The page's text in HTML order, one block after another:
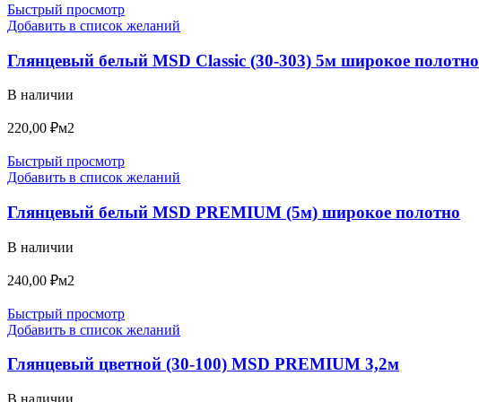
Быстрый просмотр
Добавить в список желаний
Глянцевый белый MSD Classic (30-303) 5м широкое полотно
В наличии
220,00 ₽м2
Быстрый просмотр
Добавить в список желаний
Глянцевый белый MSD PREMIUM (5м) широкое полотно
В наличии
240,00 ₽м2
Быстрый просмотр
Добавить в список желаний
Глянцевый цветной (30-100) MSD PREMIUM 3,2м
В наличии